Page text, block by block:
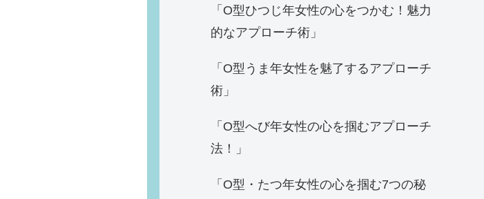
「O型ひつじ年女性の心をつかむ！魅力
的なアプローチ術」
「O型うま年女性を魅了するアプローチ
術」
「O型へび年女性の心を掴むアプローチ
法！」
「O型・たつ年女性の心を掴む7つの秘